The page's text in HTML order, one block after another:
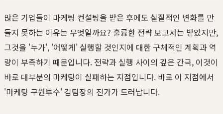
많은 기업들이 마케팅 컨설팅을 받은 후에도 실질적인 변화를 만
들지 못하는 이유는 무엇일까요? 훌륭한 전략 보고서는 받았지만,
그것을 '누가', '어떻게' 실행할 것인지에 대한 구체적인 계획과 역
량이 부족하기 때문입니다. 전략과 실행 사이의 깊은 간극, 이것이
바로 대부분의 마케팅이 실패하는 지점입니다. 바로 이 지점에서
'마케팅 구원투수' 김팀장의 진가가 드러납니다.